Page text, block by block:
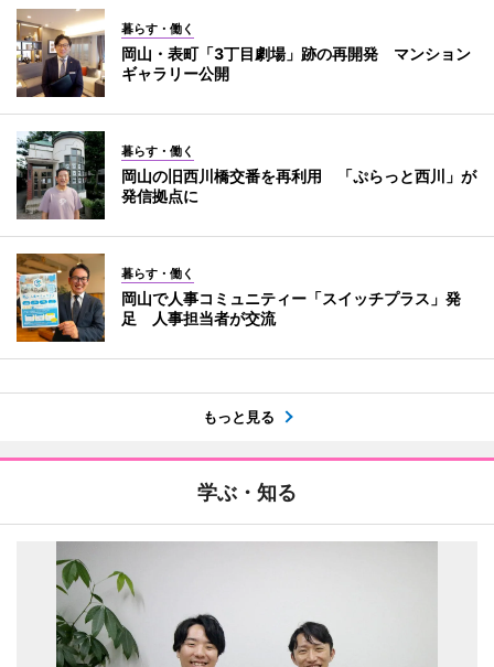
暮らす・働く
岡山・表町「3丁目劇場」跡の再開発 マンション
ギャラリー公開
暮らす・働く
岡山の旧西川橋交番を再利用 「ぷらっと西川」が
発信拠点に
暮らす・働く
岡山で人事コミュニティー「スイッチプラス」発
足 人事担当者が交流
もっと見る
学ぶ・知る